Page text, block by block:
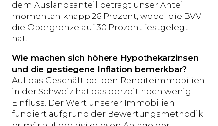
dem Auslandsanteil beträgt unser Anteil
momentan knapp 26 Prozent, wobei die BVV
die Obergrenze auf 30 Prozent festgelegt
hat.
Wie machen sich höhere Hypothekarzinsen
und die gestiegene Inflation bemerkbar?
Auf das Geschäft bei den Renditeimmobilien
in der Schweiz hat das derzeit noch wenig
Einfluss. Der Wert unserer Immobilien
fundiert aufgrund der Bewertungsmethodik